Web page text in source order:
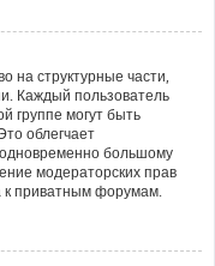
на структурные части,
Каждый пользователь
группе могут быть
облегчает
большому
модераторских прав
к приватным форумам.